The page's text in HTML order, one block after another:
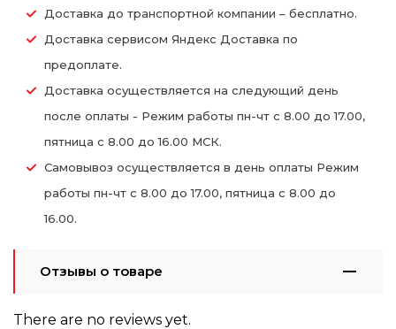
Доставка до транспортной компании – бесплатно.
Доставка сервисом Яндекс Доставка по
предоплате.
Доставка осуществляется на следующий день
после оплаты - Режим работы пн-чт с 8.00 до 17.00,
пятница с 8.00 до 16.00 МСК.
Самовывоз осуществляется в день оплаты Режим
работы пн-чт с 8.00 до 17.00, пятница с 8.00 до
16.00.
Отзывы о товаре
There are no reviews yet.